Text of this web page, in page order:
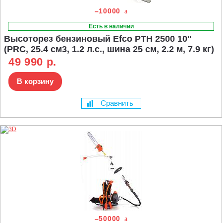
–10000
Есть в наличии
Высоторез бензиновый Efco PTH 2500 10"
(PRC, 25.4 см3, 1.2 л.с., шина 25 см, 2.2 м, 7.9 кг)
49 990 р.
В корзину
Сравнить
–50000